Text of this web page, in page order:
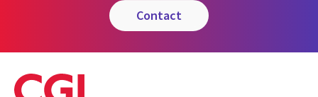
contact